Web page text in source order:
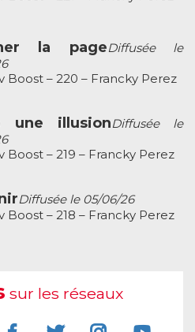
la pageDiffusée le
Boost – 220 – Francky Perez
une illusionDiffusée le
Boost – 219 – Francky Perez
Diffusée le 05/06/26
Boost – 218 – Francky Perez
sur les réseaux